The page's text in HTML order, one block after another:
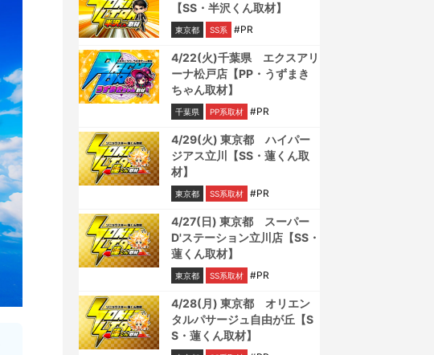
【SS・半沢くん取材】
東京都 SS系 #PR
4/22(火)千葉県 エクスアリ
ーナ松戸店【PP・うずまき
ちゃん取材】
千葉県 PP系取材 #PR
4/29(火) 東京都 ハイパー
ジアス立川【SS・蓮くん取
材】
東京都 SS系取材 #PR
4/27(日) 東京都 スーパー
D'ステーション立川店【SS・
蓮くん取材】
東京都 SS系取材 #PR
4/28(月) 東京都 オリエン
タルパサージュ自由が丘【S
S・蓮くん取材】